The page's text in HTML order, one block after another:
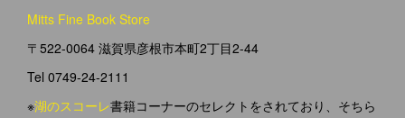
Mitts Fine Book Store
〒522-0064 滋賀県彦根市本町2丁目2-44
Tel 0749-24-2111
※湖のスコーレ書籍コーナーのセレクトをされており、そちら